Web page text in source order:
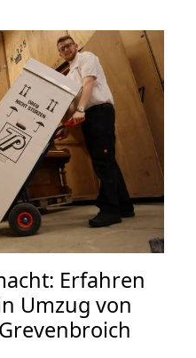
Erfahren
Umzug von